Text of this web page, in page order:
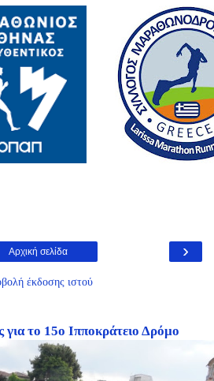
›
Αρχική σελίδα
έκδοσης ιστού
για το 15ο Ιπποκράτειο Δρόμο